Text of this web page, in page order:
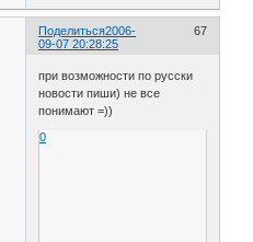
Поделиться 67
2006-
09-07 20:28:25
при возможности по русски
новости пиши) не все
понимают =))
0